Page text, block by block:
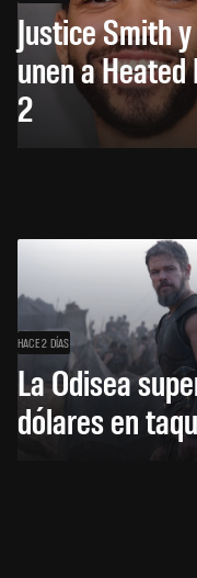
Justice Smith
unen a
2
HACE 2 DÍAS
La Odisea
dólares en